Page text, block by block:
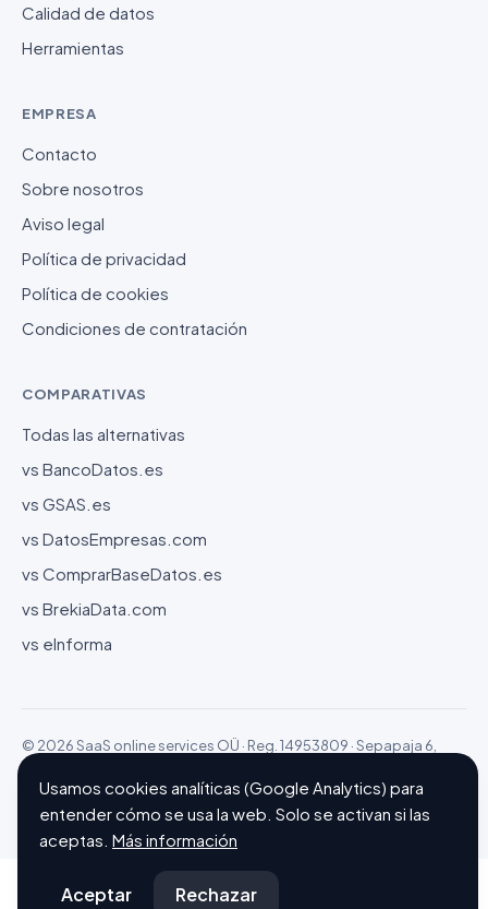
Calidad de datos
Herramientas
EMPRESA
Contacto
Sobre nosotros
Aviso legal
Política de privacidad
Política de cookies
Condiciones de contratación
COMPARATIVAS
Todas las alternativas
vs BancoDatos.es
vs GSAS.es
vs DatosEmpresas.com
vs ComprarBaseDatos.es
vs BrekiaData.com
vs eInforma
© 2026 SaaS online services OÜ · Reg. 14953809 · Sepapaja 6,
15551 Tallinn (Estonia)
Configurar cookiesHecho con ❤ en Barcelona
Usamos cookies analíticas (Google Analytics) para
entender cómo se usa la web. Solo se activan si las
aceptas. Más información
Aceptar Rechazar